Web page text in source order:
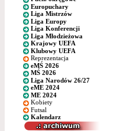
Europuchary
Liga Mistrzów
Liga Europy
Liga Konferencji
Liga Młodzieżowa
Krajowy UEFA
Klubowy UEFA
Reprezentacja
eMŚ 2026
MŚ 2026
Liga Narodów 26/27
eME 2024
ME 2024
Kobiety
Futsal
Kalendarz